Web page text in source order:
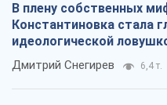
В плену собственных
Константиновка стала
идеологической
российских оккупантов
Дмитрий Снегирев 6,4 т.